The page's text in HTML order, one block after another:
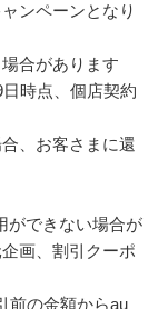
ンペーンとなり
合があります
時点、個店契約
、お客さまに還
ができない場合が
画、割引クーポ
前の金額からau